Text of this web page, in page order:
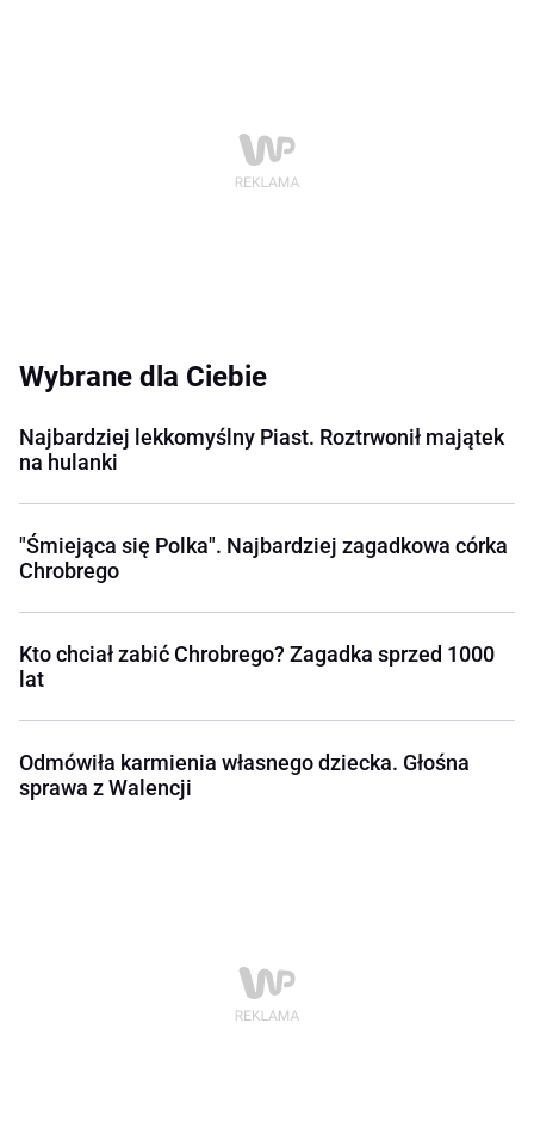
Wybrane dla Ciebie
Najbardziej lekkomyślny Piast. Roztrwonił majątek
na hulanki
"Śmiejąca się Polka". Najbardziej zagadkowa córka
Chrobrego
Kto chciał zabić Chrobrego? Zagadka sprzed 1000
lat
Odmówiła karmienia własnego dziecka. Głośna
sprawa z Walencji